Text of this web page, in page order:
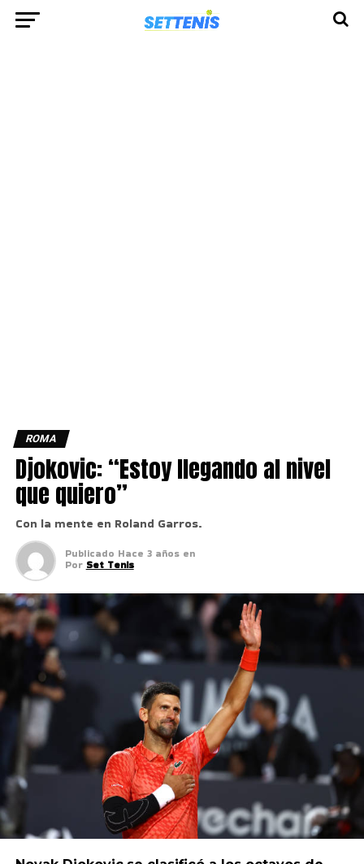
ROMA
Djokovic: “Estoy llegando al nivel
que quiero”
Con la mente en Roland Garros.
Publicado Hace 3 años en
Por Set Tenis